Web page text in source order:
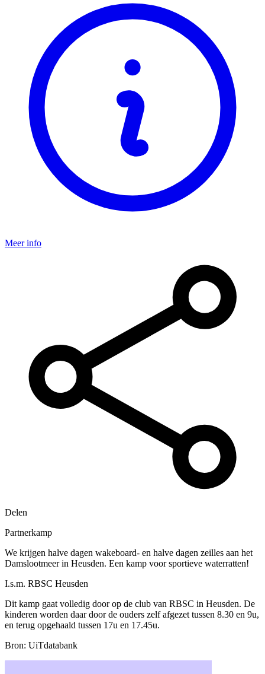
Meer info
Delen
Partnerkamp
We krijgen halve dagen wakeboard- en halve dagen zeilles aan het
Damslootmeer in Heusden. Een kamp voor sportieve waterratten!
I.s.m. RBSC Heusden
Dit kamp gaat volledig door op de club van RBSC in Heusden. De
kinderen worden daar door de ouders zelf afgezet tussen 8.30 en 9u,
en terug opgehaald tussen 17u en 17.45u.
Bron: UiTdatabank